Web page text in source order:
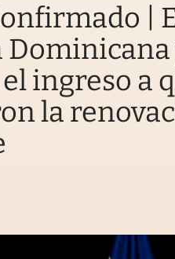
|
ingreso a
la